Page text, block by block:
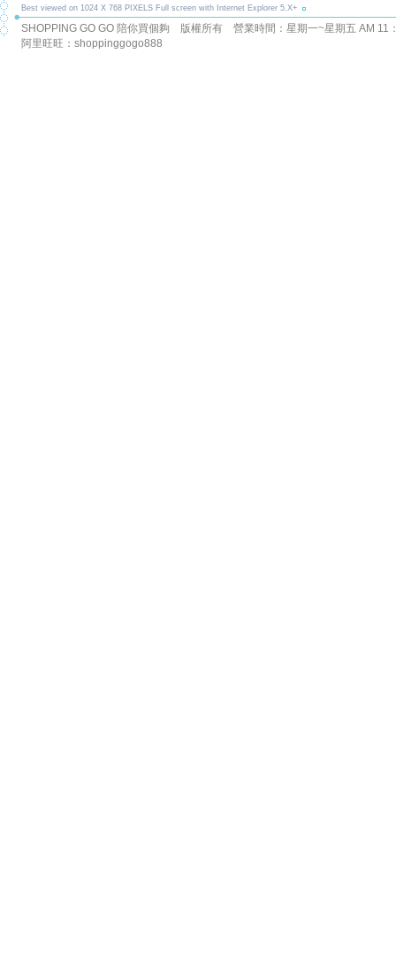
Best viewed on 1024 X 768 PIXELS Full screen with Internet Explorer 5.X+
SHOPPING GO GO 陪你買個夠 版權所有 營業時間：星期一~星期五 AM
阿里旺旺：shoppinggogo888